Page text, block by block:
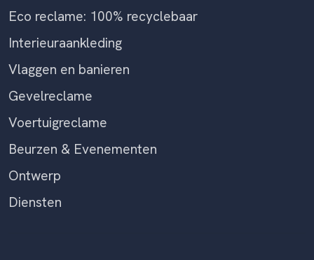
Eco reclame: 100% recyclebaar
Interieuraankleding
Vlaggen en banieren
Gevelreclame
Voertuigreclame
Beurzen & Evenementen
Ontwerp
Diensten